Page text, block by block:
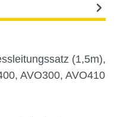
(1,5m),
AVO300, AVO410